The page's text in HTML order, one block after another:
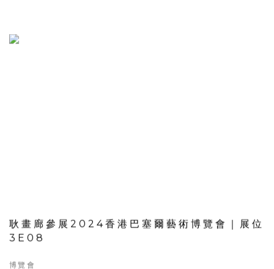
耿畫廊參展2024香港巴塞爾藝術博覽會｜展位
3E08
博覽會